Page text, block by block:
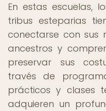
En estas escuelas,
tribus esteparias
conectarse con sus
ancestros y
preservar sus
través de
prácticos y clases
adquieren un